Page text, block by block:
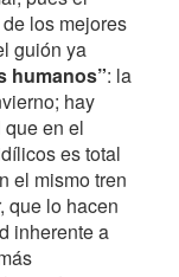
los mejores
guión ya
humanos”: la
hay
en el
es total
el mismo tren
que lo hacen
inherente a